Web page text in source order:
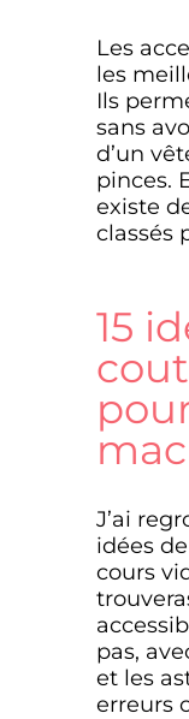
Les
les
Ils
sans
d’un
pinces.
existe
classés
15
J’ai
idées
cours
pas,
et les
erreurs